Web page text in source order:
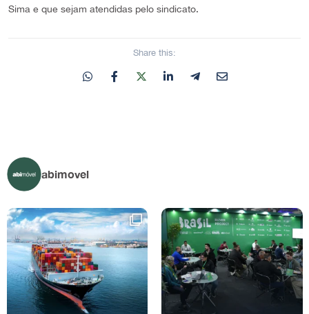
Sima e que sejam atendidas pelo sindicato.
Share this:
abimovel